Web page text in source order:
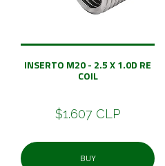
INSERTO M20 - 2.5 X 1.0D RE
COIL
$1.607 CLP
BUY